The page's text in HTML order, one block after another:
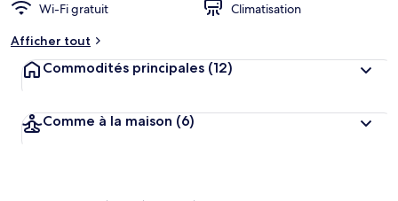
Wi-Fi gratuit
Climatisation
Afficher tout
Commodités principales (12)
Comme à la maison (6)